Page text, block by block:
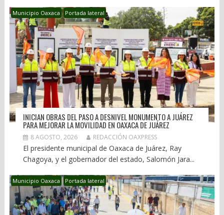
Municipio Oaxaca Portada lateral
INICIAN OBRAS DEL PASO A DESNIVEL MONUMENTO A JUÁREZ
PARA MEJORAR LA MOVILIDAD EN OAXACA DE JUÁREZ
8 AGOSTO, 2026 REDACCIÓN OAXPRESS
El presidente municipal de Oaxaca de Juárez, Ray
Chagoya, y el gobernador del estado, Salomón Jara...
Municipio Oaxaca Portada lateral